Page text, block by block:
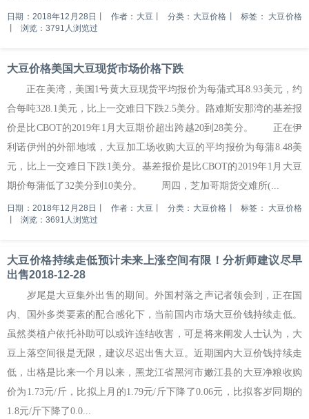
日期：2018年12月28日 作者：大豆 分类：大豆价格 标签： 大豆价格
浏览：3791人浏览过
大豆价格美国大豆现货市场价格下跌
正在美湾，美国1号黄大豆现货平均报价为每蒲式耳8.93美元，约
合每吨328.1美元，比上一交难日下跌2.5美分。路难斯安那湾的基差报
价是比CBOT的2019年1月大豆期价超出跨越20到28美分。 正在伊
利诺伊州的外部地域，大豆加工场收购大豆的平均报价为每蒲8.48美
元，比上一交难日下跌1美分。基差报价是比CBOT的2019年1月大豆
期价每蒲低了32美分到10美分。 周四，芝加哥期货交难所(...
日期：2018年12月28日 作者：大豆 分类：大豆价格 标签： 大豆价格
浏览：3691人浏览过
大豆价格持续走低预计未来上涨空间有限！分析师建议尽早
出售2018-12-28
岁尾是大豆集外出售的期间。外国村落之声记者领会到，正在国
内、国外多类要素的配合感化下，当前国内市场大豆价钱持续走低。
虽然类植户依托补助可以或许连结收害，可是将来阐发人士认为，大
豆上落空间很是无限，建议尽迟出售大豆。近期国内大豆价钱持续走
低，出格是比来一个月以来，黑龙江省黑河市嫩江县的大豆净粮收购
价为1.73元/斤，比拟上月的1.79元/斤下降了0.06元，比拟客岁同期的
1.8元/斤下降了0.0...